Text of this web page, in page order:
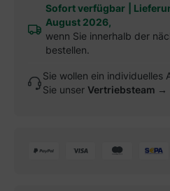
Sofort verfügbar
August 2026,
wenn Sie innerhalb der
bestellen.
Sie wollen ein individuelles
Sie unser Vertriebsteam →